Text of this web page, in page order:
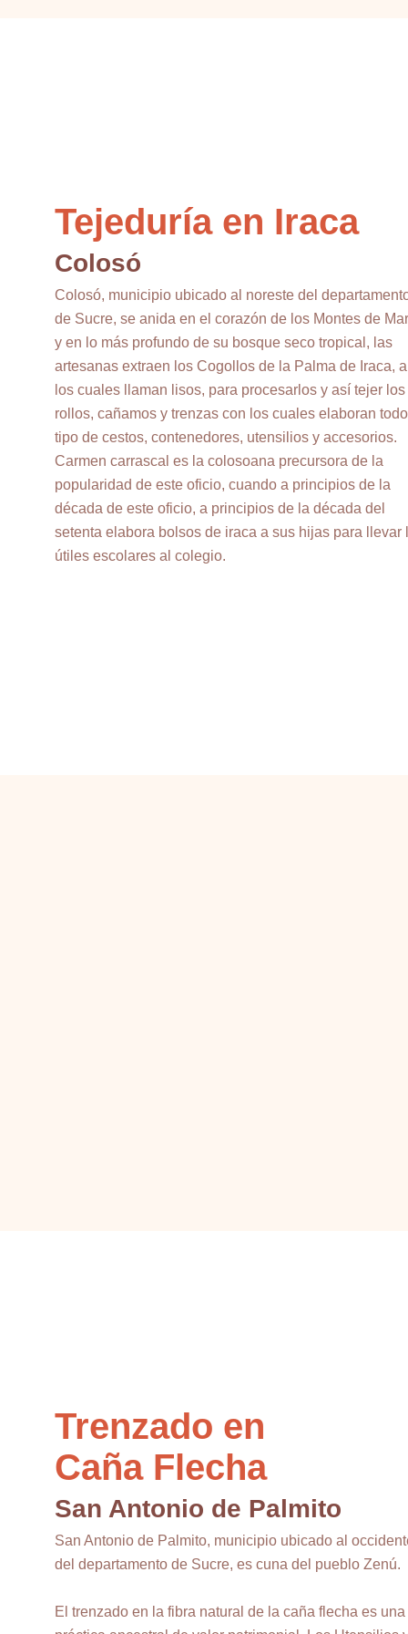
Tejeduría en Iraca
Colosó
Colosó, municipio ubicado al noreste del
de Sucre, se anida en el corazón de los Montes de
y en lo más profundo de su bosque seco tropical, las
artesanas extraen los Cogollos de la Palma de Iraca, a
los cuales llaman lisos, para procesarlos y así tejer los
rollos, cañamos y trenzas con los cuales elaboran todo
tipo de cestos, contenedores, utensilios y accesorios.
Carmen carrascal es la colosoana precursora de la
popularidad de este oficio, cuando a principios de la
década de este oficio, a principios de la década del
setenta elabora bolsos de iraca a sus hijas para llevar
útiles escolares al colegio.
Trenzado en
Caña Flecha
San Antonio de Palmito
San Antonio de Palmito, municipio ubicado al
del departamento de Sucre, es cuna del pueblo Zenú.
El trenzado en la fibra natural de la caña flecha es una